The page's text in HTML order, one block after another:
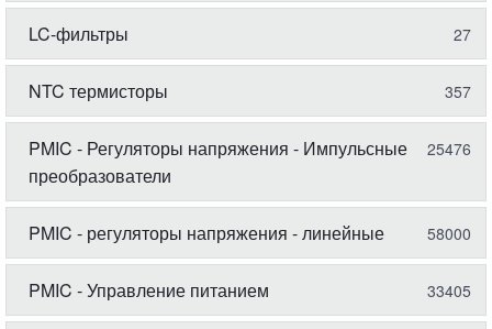
LC-фильтры 27
NTC термисторы 357
PMIC - Регуляторы напряжения - Импульсные
преобразователи
25476
PMIC - регуляторы напряжения - линейные 58000
PMIC - Управление питанием 33405